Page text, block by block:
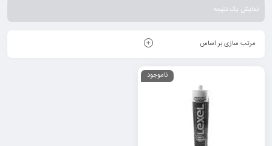
نمایش یک نتیجه
مرتب سازی بر اساس
ناموجود